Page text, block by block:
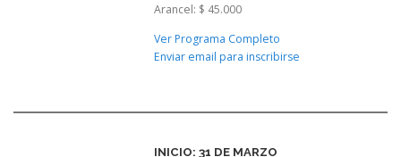
Arancel: $ 45.000
Ver Programa Completo
Enviar email para inscribirse
INICIO: 31 DE MARZO